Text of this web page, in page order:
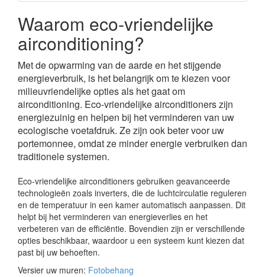
Waarom eco-vriendelijke
airconditioning?
Met de opwarming van de aarde en het stijgende
energieverbruik, is het belangrijk om te kiezen voor
milieuvriendelijke opties als het gaat om
airconditioning. Eco-vriendelijke airconditioners zijn
energiezuinig en helpen bij het verminderen van uw
ecologische voetafdruk. Ze zijn ook beter voor uw
portemonnee, omdat ze minder energie verbruiken dan
traditionele systemen.
Eco-vriendelijke airconditioners gebruiken geavanceerde
technologieën zoals inverters, die de luchtcirculatie reguleren
en de temperatuur in een kamer automatisch aanpassen. Dit
helpt bij het verminderen van energieverlies en het
verbeteren van de efficiëntie. Bovendien zijn er verschillende
opties beschikbaar, waardoor u een systeem kunt kiezen dat
past bij uw behoeften.
Versier uw muren: Fotobehang